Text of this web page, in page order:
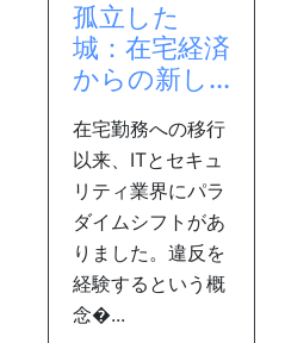
孤立した
城：在宅経済
からの新し...
在宅勤務への移行
以来、ITとセキュ
リティ業界にパラ
ダイムシフトがあ
りました。違反を
経験するという概
念�...